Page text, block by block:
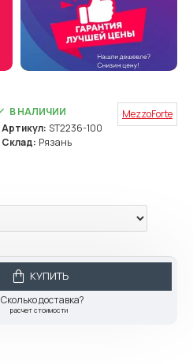
В НАЛИЧИИ
Артикул: ST2236-100
Склад: Рязань
MezzoForte
КУПИТЬ
Сколько доставка?
расчет стоимости